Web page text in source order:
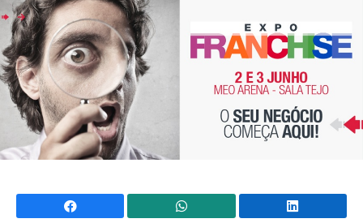
Facebook WhatsApp